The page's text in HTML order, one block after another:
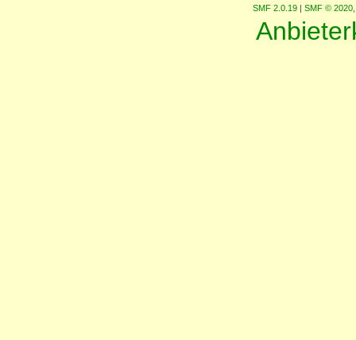
SMF 2.0.19 | SMF © 2020